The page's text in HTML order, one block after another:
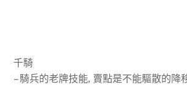
千騎
– 騎兵的老牌技能, 賣點是不能驅散的降